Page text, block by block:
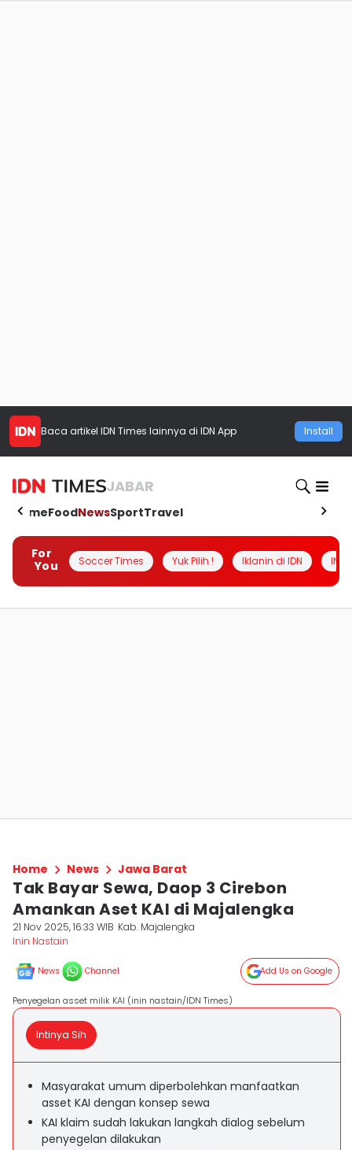
Baca artikel IDN Times lainnya di IDN App Install
JABAR
HomeFoodNewsSportTravel
For
You
Soccer Times Yuk Pilih ! Iklanin di IDN
Home News Jawa Barat
Tak Bayar Sewa, Daop 3 Cirebon
Amankan Aset KAI di Majalengka
21 Nov 2025, 16:33 WIB Kab. Majalengka
Inin Nastain
News Channel Add Us on Google
Penyegelan asset milik KAI (inin nastain/IDN Times)
Intinya Sih
Masyarakat umum diperbolehkan manfaatkan
asset KAI dengan konsep sewa
KAI klaim sudah lakukan langkah dialog sebelum
penyegelan dilakukan